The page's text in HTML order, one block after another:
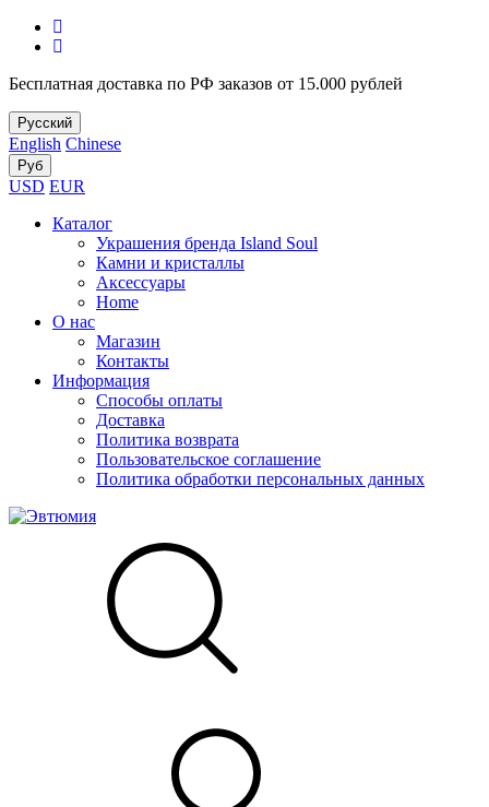
Бесплатная доставка по РФ заказов от 15.000 рублей
Русский
English Chinese
Руб
USD EUR
Каталог
Украшения бренда Island Soul
Камни и кристаллы
Аксессуары
Home
О нас
Магазин
Контакты
Информация
Способы оплаты
Доставка
Политика возврата
Пользовательское соглашение
Политика обработки персональных данных